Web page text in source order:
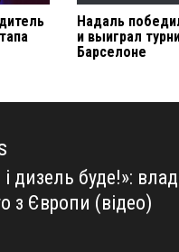
Надаль
и выиграл
Барселоне
дизель буде!»:
з Європи (відео)